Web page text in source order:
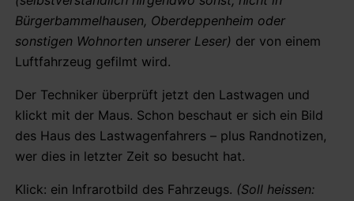
Bürgerbammelhausen, Oberdeppenheim oder
sonstigen Wohnorten unserer Leser) der von einem
Luftfahrzeug gefilmt wird.
Der Techniker überprüft jetzt den Lastwagen und
klickt mit der Maus. Schon beschaut er sich ein Bild
des Haus des Lastwagenfahrers – plus Randnotizen,
wer dies in letzter Zeit so besucht hat.
Klick: ein Infrarotbild des Fahrzeugs. (Soll heissen: